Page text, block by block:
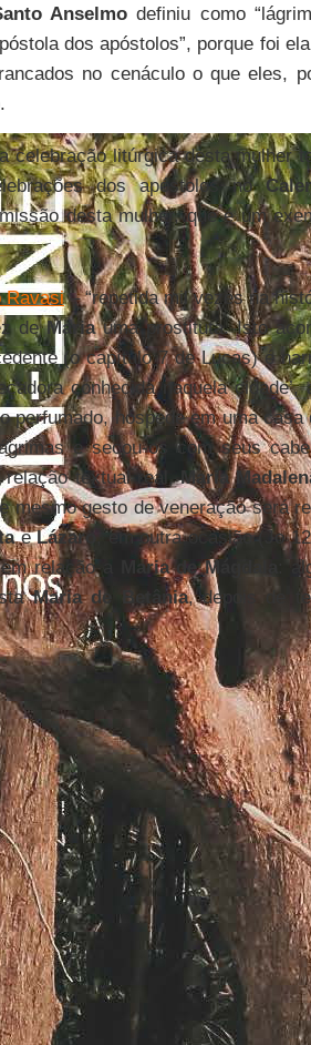
Anselmo definiu como
dos apóstolos”, porque foi
no cenáculo o que eles,
celebração litúrgica desta mulher
dos apóstolos no
desta mulher, que é um
Ravasi– “repetida mil vezes na
deMariauma prostituta. Isto
(o capítulo 7 de Lucas) é
conhecida naquela cidade’,
perfumado, hóspede em uma casa
e secou-os com seus
relação textual real,Maria
mesmo gesto de veneração será
eLázaro , em outra ocasião (Jo
relação a
Maria de Mágdala
:
Maria de Betânia, depois de